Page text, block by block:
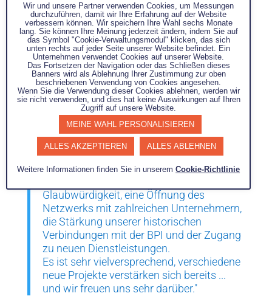
Ein Netzwerk, Möglichkeiten, ein
Projektbeschleuniger
Der Club Excellence ist mehr als nur ein Label,
er ist ein echtes Ökosystem des Austauschs,
der Offenheit und der maßgeschneiderten
Begleitung. Er fördert qualifizierte Kontakte,
Erfahrungsaustausch unter Gleichgesinnten
sowie einen privilegierten Zugang zu den
Teams, Beratern und Experten von Bpifrance.
"Diese Integration ist eine große Chance
Glaubwürdigkeit, eine Öffnung des
Netzwerks mit zahlreichen Unternehmern,
die Stärkung unserer historischen
Verbindungen mit der BPI und der Zugang
zu neuen Dienstleistungen.
Es ist sehr vielversprechend, verschiedene
neue Projekte verstärken sich bereits ...
und wir freuen uns sehr darüber."
Wir und unsere Partner verwenden Cookies, um Messungen
durchzuführen, damit wir Ihre Erfahrung auf der Website
verbessern können. Wir speichern Ihre Wahl sechs Monate
lang. Sie können Ihre Meinung jederzeit ändern, indem Sie auf
das Symbol "Cookie-Verwaltungsmodul" klicken, das sich
unten rechts auf jeder Seite unserer Website befindet. Ein
Unternehmen verwendet Cookies auf unserer Website.
Das Fortsetzen der Navigation oder das Schließen dieses
Banners wird als Ablehnung Ihrer Zustimmung zur oben
beschriebenen Verwendung von Cookies angesehen.
Wenn Sie die Verwendung dieser Cookies ablehnen, werden wir
sie nicht verwenden, und dies hat keine Auswirkungen auf Ihren
Zugriff auf unsere Website.
MEINE WAHL PERSONALISIEREN
ALLES AKZEPTIEREN ALLES ABLEHNEN
Weitere Informationen finden Sie in unseremCookie-Richtlinie